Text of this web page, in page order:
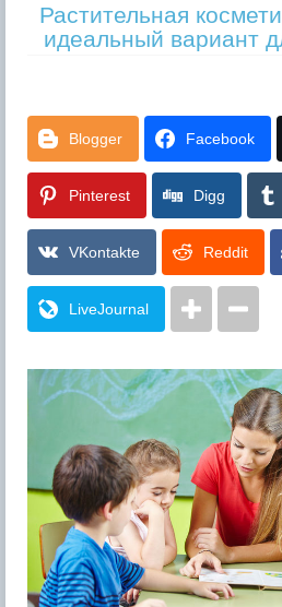
Растительная
идеальный вариант
Blogger Facebook
Pinterest Digg
VKontakte Reddit
LiveJournal